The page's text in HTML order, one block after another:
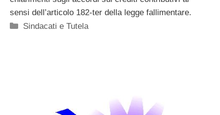
sensi dell’articolo 182-ter della legge fallimentare.
Categorie
Sindacati e Tutela